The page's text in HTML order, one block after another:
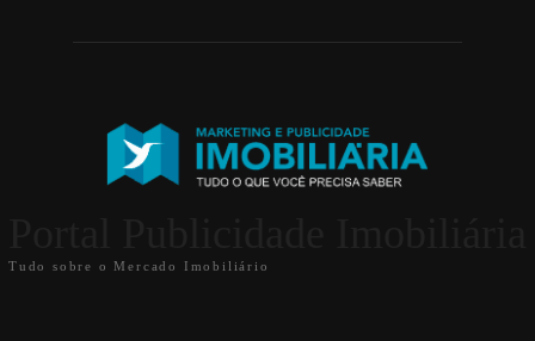
Tudo sobre o Mercado Imobiliário